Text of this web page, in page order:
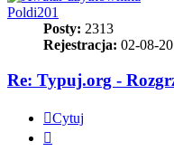
Poldi201
Posty: 2313
Rejestracja: 02-08-
Re: Typuj.org -
Cytuj